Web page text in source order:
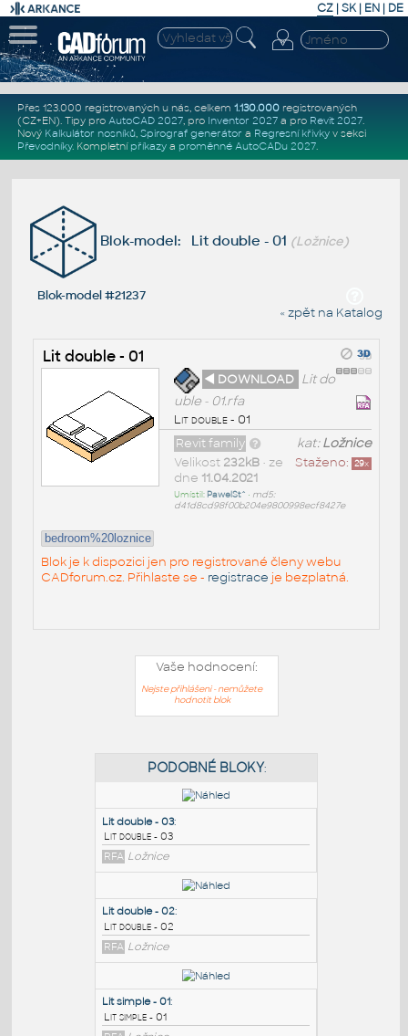
CZ | SK| EN | DE
Přes 123.000 registrovaných u nás, celkem 1.130.000registrovaných
(CZ+EN). Tipy pro AutoCAD 2027, pro Inventor 2027a pro Revit 2027.
Nový Kalkulátor nosníků, Spirograf generátor a Regresní křivkyv sekci
Převodníky. Kompletní příkazya proměnné AutoCADu 2027.
Blok-model: Lit double - 01 (Ložnice)
Blok-model #21237
« zpět na Katalog
Lit double - 01
◄ DOWNLOAD Lit do
uble - 01.rfa
Lit double - 01
kat:Ložnice
Revit family
Staženo: 29x
Velikost 232kB• ze
dne 11.04.2021
Umístil: PawelSt^ • md5:
d41d8cd98f00b204e9800998ecf8427e
bedroom%20loznice
Blok je k dispozici jen pro registrované členy webu
CADforum.cz. Přihlaste se - registrace je bezplatná.
Vaše hodnocení:
Nejste přihlášeni - nemůžete
hodnotit blok
PODOBNÉ BLOKY
Lit double - 03:
Lit double - 03
RFA Ložnice